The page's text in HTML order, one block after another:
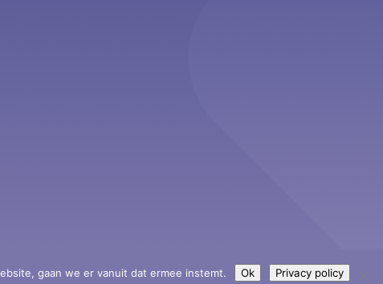
Privacy policy
gaan we er vanuit dat ermee instemt. Ok Privacy policy